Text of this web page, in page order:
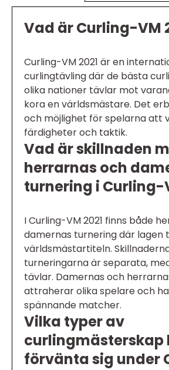
Vad är Curling-VM
Curling-VM 2021 är en
curlingtävling där de bästa
olika nationer tävlar mot
kora en världsmästare. Det
och möjlighet för spelarna att
färdigheter och taktik.
Vad är skillnaden
herrarnas och
turnering i Curling-
I Curling-VM 2021 finns både
damernas turnering där lagen
världsmästartiteln.
turneringarna är separata,
tävlar. Damernas och
attraherar olika spelare och
spännande matcher.
Vilka typer av
curlingmästerskap
förvänta sig under